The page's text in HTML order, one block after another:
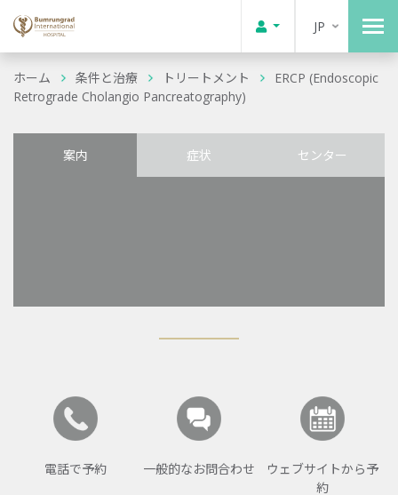
JP
ホーム 条件と治療 トリートメント
ERCP (Endoscopic
Retrograde Cholangio Pancreatography)
案内 症状 センター
電話で予約 一般的なお問合わせ
ウェブサイトから予
約